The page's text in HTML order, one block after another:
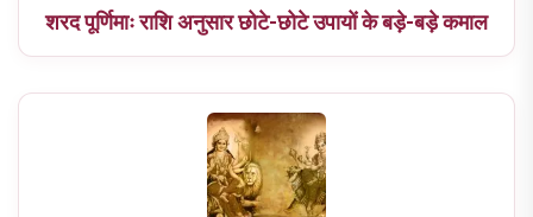
शरद पूर्णिमाः राशि अनुसार छोटे-छोटे उपायों के बड़े-बड़े कमाल